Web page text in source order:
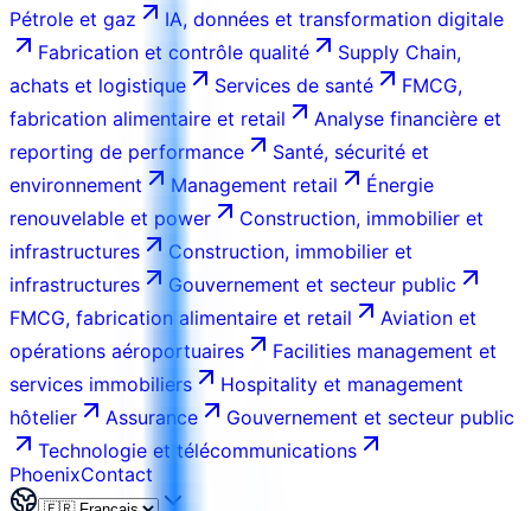
Pétrole et gaz
IA, données et transformation digitale
Fabrication et contrôle qualité
Supply Chain,
achats et logistique
Services de santé
FMCG,
fabrication alimentaire et retail
Analyse financière et
reporting de performance
Santé, sécurité et
environnement
Management retail
Énergie
renouvelable et power
Construction, immobilier et
infrastructures
Construction, immobilier et
infrastructures
Gouvernement et secteur public
FMCG, fabrication alimentaire et retail
Aviation et
opérations aéroportuaires
Facilities management et
services immobiliers
Hospitality et management
hôtelier
Assurance
Gouvernement et secteur public
Technologie et télécommunications
PhoenixContact